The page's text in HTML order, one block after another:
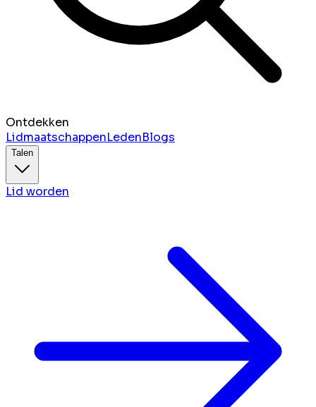
Ontdekken
LidmaatschappenLedenBlogs
Talen
Lid worden